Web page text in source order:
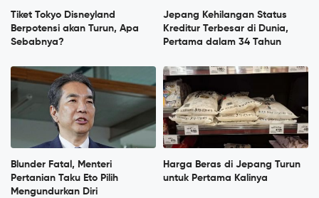
Tiket Tokyo Disneyland
Berpotensi akan Turun, Apa
Sebabnya?
Jepang Kehilangan Status
Kreditur Terbesar di Dunia,
Pertama dalam 34 Tahun
Blunder Fatal, Menteri
Pertanian Taku Eto Pilih
Mengundurkan Diri
Harga Beras di Jepang Turun
untuk Pertama Kalinya